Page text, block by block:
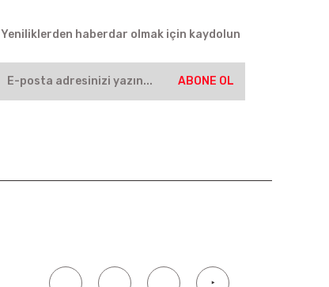
Yeniliklerden haberdar olmak için kaydolun
ABONE OL